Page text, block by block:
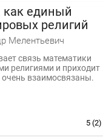
единый
религий
Мелентьевич
связь математики
религиями и приходит
взаимосвязаны.
5(2)